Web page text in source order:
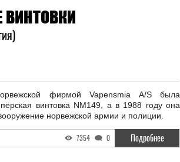
ВИНТОВКИ
фирмой Vapensmia A/S была
винтовка NM149, а в 1988 году она
норвежской армии и полиции.
7354 0 Подробнее